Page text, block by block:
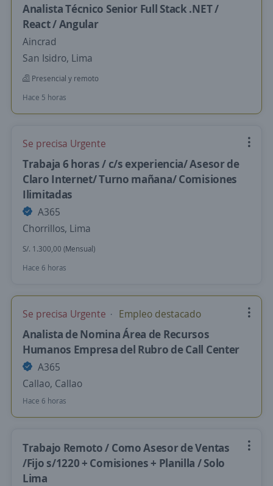
Analista Técnico Senior Full Stack .NET /
React / Angular
Aincrad
San Isidro, Lima
Presencial y remoto
Hace 5 horas
Se precisa Urgente
Trabaja 6 horas / c/s experiencia/ Asesor de
Claro Internet/ Turno mañana/ Comisiones
Ilimitadas
A365
Chorrillos, Lima
S/. 1.300,00 (Mensual)
Hace 6 horas
Se precisa Urgente Empleo destacado
Analista de Nomina Área de Recursos
Humanos Empresa del Rubro de Call Center
A365
Callao, Callao
Hace 6 horas
Trabajo Remoto / Como Asesor de Ventas
/Fijo s/1220 + Comisiones + Planilla / Solo
Lima